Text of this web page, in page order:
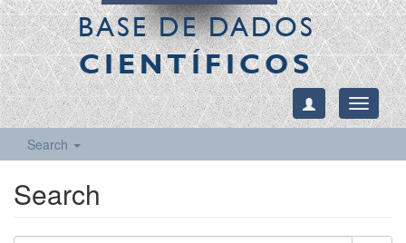
BASE DE DADOS
CIENTÍFICOS
Toggle
Search
Search